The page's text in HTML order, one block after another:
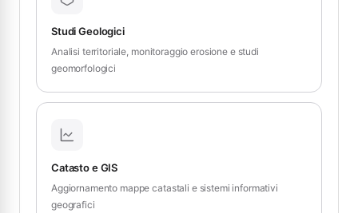
Studi Geologici
Analisi territoriale, monitoraggio erosione e studi
geomorfologici
Catasto e GIS
Aggiornamento mappe catastali e sistemi informativi
geografici